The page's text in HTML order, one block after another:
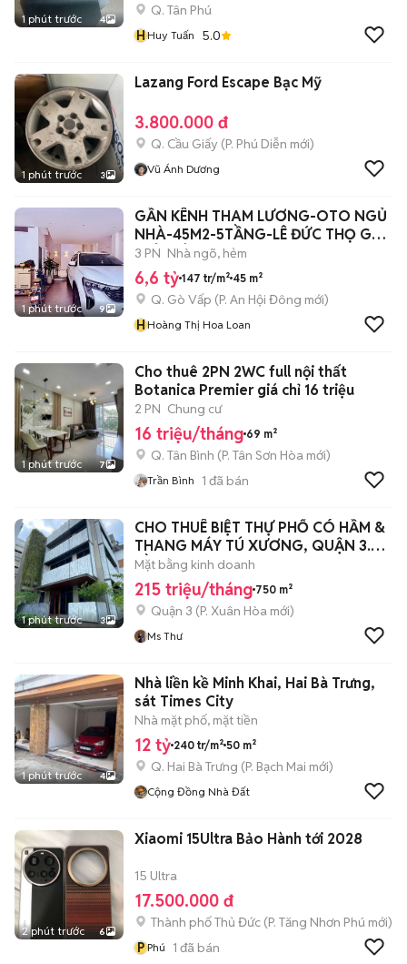
1 phút trước 4
Q. Tân Phú
HHuy Tuấn 5.0
1 phút trước 3
Lazang Ford Escape Bạc Mỹ
3.800.000 đ
Q. Cầu Giấy (P. Phú Diễn mới)
Vũ Ánh Dương
1 phút trước 9
GẦN KÊNH THAM LƯƠNG-OTO NGỦ
NHÀ-45M2-5TẦNG-LÊ ĐỨC THỌ GV-
CHỈ 6TỶ6 TL
3 PN Nhà ngõ, hẻm
6,6 tỷ 147 tr/m² 45 m²
Q. Gò Vấp (P. An Hội Đông mới)
HHoàng Thị Hoa Loan
1 phút trước 7
Cho thuê 2PN 2WC full nội thất
Botanica Premier giá chỉ 16 triệu
2 PN Chung cư
16 triệu/tháng 69 m²
Q. Tân Bình (P. Tân Sơn Hòa mới)
Trần Bình 1 đã bán
1 phút trước 3
CHO THUÊ BIỆT THỰ PHỐ CÓ HẦM &
THANG MÁY TÚ XƯƠNG, QUẬN 3.
HẦM TRỆT 4L
Mặt bằng kinh doanh
215 triệu/tháng 750 m²
Quận 3 (P. Xuân Hòa mới)
Ms Thư
1 phút trước 4
Nhà liền kề Minh Khai, Hai Bà Trưng,
sát Times City
Nhà mặt phố, mặt tiền
12 tỷ 240 tr/m² 50 m²
Q. Hai Bà Trưng (P. Bạch Mai mới)
Cộng Đồng Nhà Đất
2 phút trước 6
Xiaomi 15Ultra Bảo Hành tới 2028
15 Ultra
17.500.000 đ
Thành phố Thủ Đức (P. Tăng Nhơn Phú mới)
P Phú 1 đã bán